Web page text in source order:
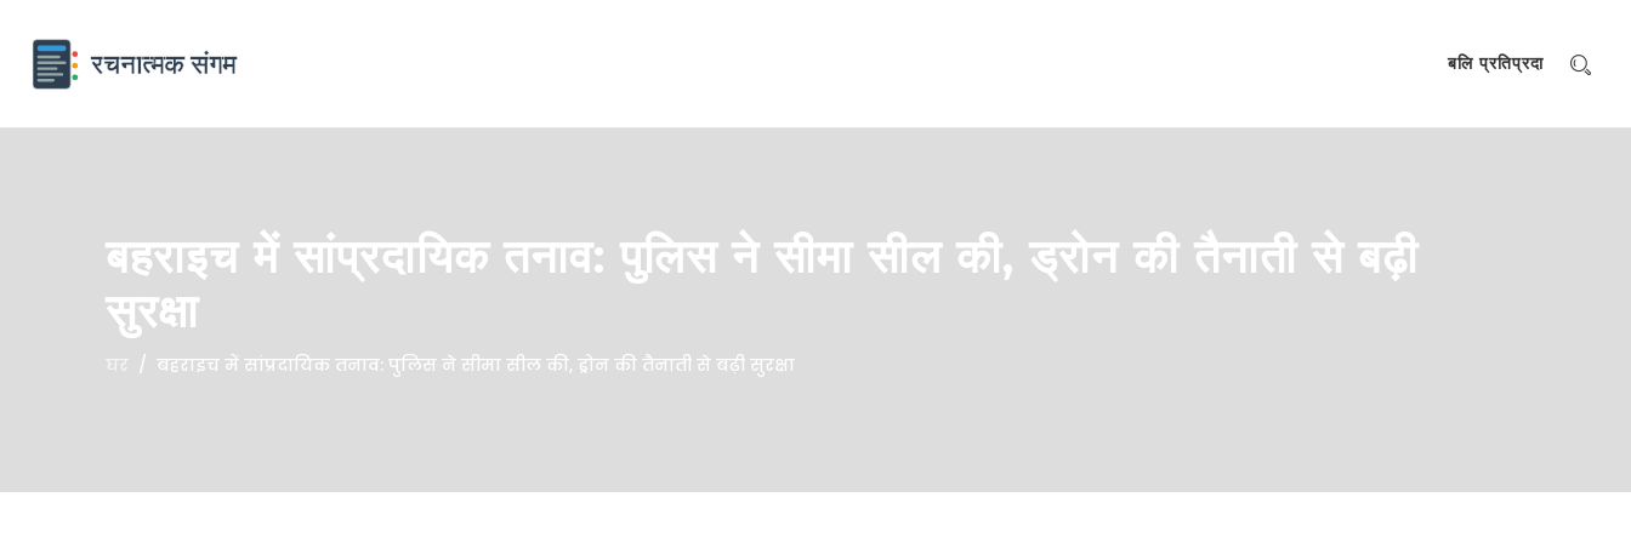
बलि प्रतिप्रदा
बहराइच में सांप्रदायिक तनाव: पुलिस ने सीमा सील की, ड्रोन की तैनाती से बढ़ी
सुरक्षा
घर बहराइच में सांप्रदायिक तनाव: पुलिस ने सीमा सील की, ड्रोन की तैनाती से बढ़ी सुरक्षा